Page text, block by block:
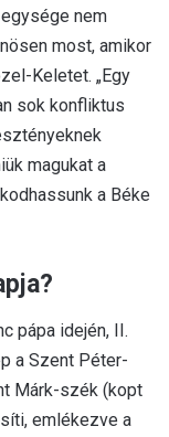
nem
most, amikor
Keletet. „Egy
sok konfliktus
magukat a
a Béke
pápa idején, II.
a Szent Péter-
Márk-szék (kopt
emlékezve a